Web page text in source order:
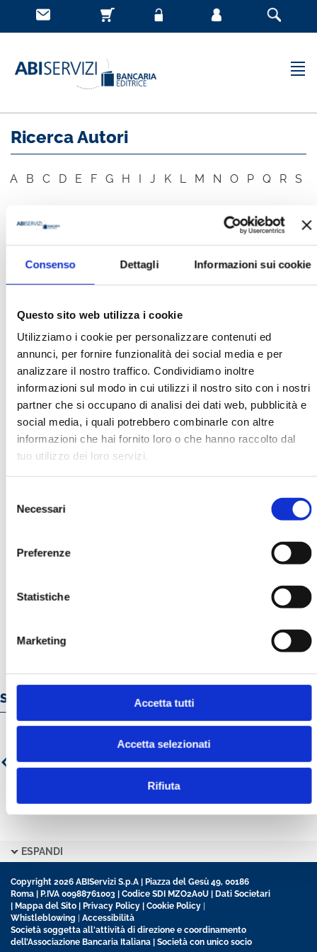
Consenso Dettagli Informazioni sui cookie
Questo sito web utilizza i cookie
Utilizziamo i cookie per personalizzare contenuti ed
annunci, per fornire funzionalità dei social media e per
analizzare il nostro traffico. Condividiamo inoltre
informazioni sul modo in cui utilizzi il nostro sito con i nostri
partner che si occupano di analisi dei dati web, pubblicità e
social media, i quali potrebbero combinarle con altre
informazioni che hai fornito loro o che hanno raccolto dal
tuo utilizzo dei loro servizi.
delNecessari
Preferenze
Statistiche
Marketing
Accetta tutti
Accetta selezionati
Rifiuta
Ricerca Autori
A B C D E F G H I J K L M N O P Q R S
Alessandro Parolini
Ha pubblicato con noi
GUIDA PRATICA AL SECONDO
Servizi e prodotti online
ESPANDI
Copyright 2026 ABIServizi S.p.A | Piazza del Gesù 49, 00186
Roma | P.IVA 00988761003 | Codice SDI MZO2A0U |
Dati Societari
Mappa del Sito Privacy Policy Cookie Policy
Whistleblowing
Accessibilità
Società soggetta all'attività di direzione e coordinamento
dell’Associazione Bancaria Italiana | Società con unico socio